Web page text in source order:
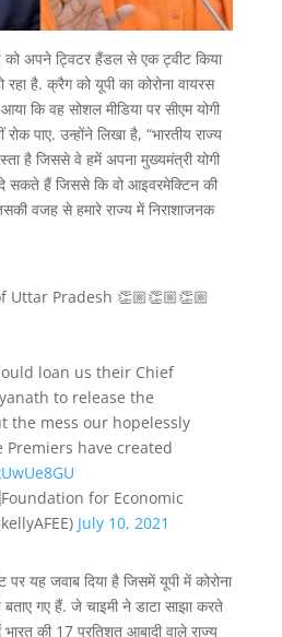
अपने ट्विटर हैंडल से एक ट्वीट किया
है. क्रैग को यूपी का कोरोना वायरस
कि वह सोशल मीडिया पर सीएम योगी
पाए. उन्होंने लिखा है, “भारतीय राज्य
है जिससे वे हमें अपना मुख्यमंत्री योगी
सकते हैं जिससे कि वो आइवरमेक्टिन की
वजह से हमारे राज्य में निराशाजनक
Uttar Pradesh 👏🏼👏🏼👏🏼
loan us their Chief
to release the
the mess our hopelessly
Premiers have created
for Economic
July 10, 2021
यह जवाब दिया है जिसमें यूपी में कोरोना
गए हैं. जे चाइमी ने डाटा साझा करते
की 17 प्रतिशत आबादी वाले राज्य